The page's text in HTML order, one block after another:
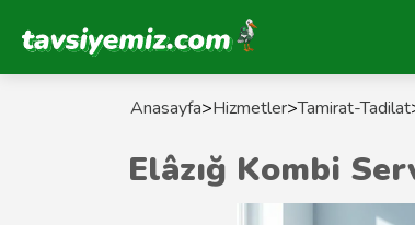
Tavsiyemiz Anasayfa
Anasayfa>Hizmetler>Tamirat-Tadilat
Elâzığ Kombi